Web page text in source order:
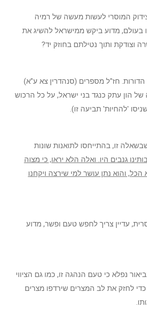
המוסרי לעשות מעשה של רמיה
בעולם, מדוע ביקש ממישראל להשיג את
וצודקת ותוך נטילתם בחוזק יד?
חז"ל מספרים (סנהדרין צא ע"א)
של הון עתק כנגד בני ישראל, על כל הרכוש
'להחיות' תביעה זו).
זו, בהתייחסו לתואנות שונות
גנבים היו. ואלה הלא יראו, כי מצוה
והוא נתן עושר למי שירצה ויקחנו
עדיין צריך לחפש טעם ופשר, מדוע
נפלא כי טעם הנהגה זו, כמו גם הציווי
לחזק את לב המצרים שירדפו מצרים